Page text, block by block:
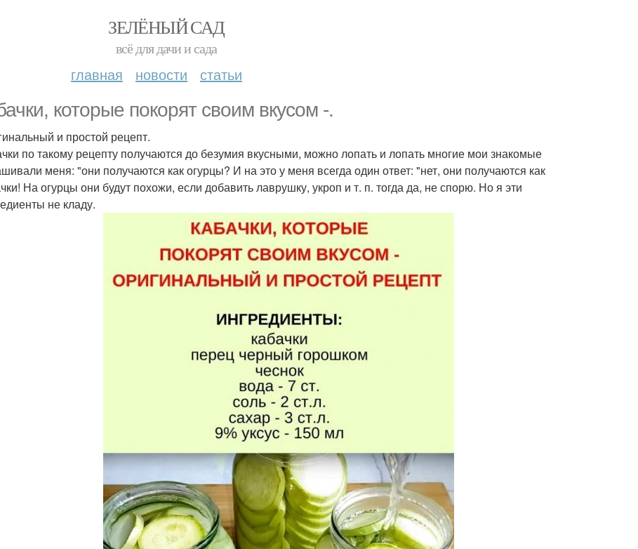
ЗЕЛЁНЫЙ САД
всё для дачи и сада
главная новости статьи
которые покорят своим вкусом -.
и простой рецепт.
по такому рецепту получаются до безумия вкусными, можно лопать и лопать многие мои знакомые
меня: "они получаются как огурцы? И на это у меня всегда один ответ: "нет, они получаются как
На огурцы они будут похожи, если добавить лаврушку, укроп и т. п. тогда да, не спорю. Но я эти
не кладу.